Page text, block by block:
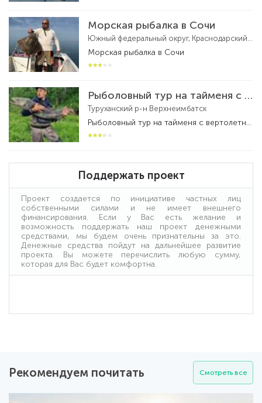
Морская рыбалка в Сочи
Южный федеральный округ, Краснодарский край, федеральная территория Сириус, посёлок городского типа Сириус
Морская рыбалка в Сочи
Рыболовный тур на тайменя с вертолетной заброской на реке Бахта
Туруханский р-н Верхнеимбатск
Рыболовный тур на тайменя с вертолетной заброской на реке Бахта - рыболовный тур
Поддержать проект
Проект создается по инициативе частных лиц
собственными силами и не имеет внешнего
финансирования. Если у Вас есть желание и
возможность поддержать наш проект денежными
средствами, мы будем очень признательны за это.
Денежные средства пойдут на дальнейшее развитие
проекта. Вы можете перечислить любую сумму,
которая для Вас будет комфортна.
Рекомендуем почитать Смотреть все